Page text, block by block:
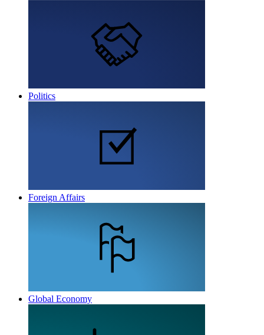
Politics
Foreign Affairs
Global Economy